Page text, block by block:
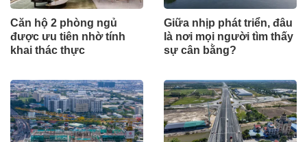
Căn hộ 2 phòng ngủ
được ưu tiên nhờ tính
khai thác thực
Giữa nhịp phát triển, đâu
là nơi mọi người tìm thấy
sự cân bằng?